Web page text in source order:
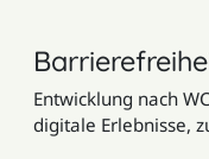
Entwicklung nach
digitale Erlebnisse,